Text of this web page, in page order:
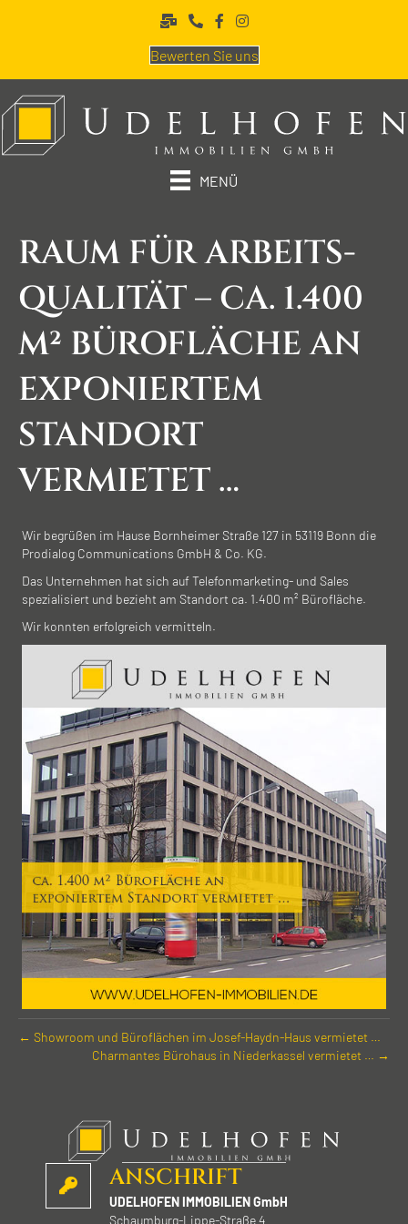
Bewerten Sie uns
MENÜ
RAUM FÜR ARBEITS­
QUALITÄT – CA. 1.400
M² BÜRO­FLÄCHE AN
EXPONIERTEM
STANDORT
VERMIETET …
Wir begrüßen im Hause Bornheimer Straße 127 in 53119 Bonn die
Prodialog Communications GmbH & Co. KG.
Das Unternehmen hat sich auf Telefonmarketing- und Sales
spezialisiert und bezieht am Standort ca. 1.400 m² Bürofläche.
Wir konnten erfolgreich vermitteln.
← Show­room und Büro­flächen im Josef-Haydn-Haus vermietet …
Charmantes Büro­haus in Nieder­kassel vermietet … →
ANSCHRIFT
UDELHOFEN IMMOBILIEN GmbH
Schaumburg-Lippe-Straße 4